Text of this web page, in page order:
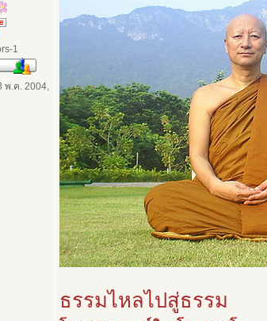
1
พ.ค. 2004,
ธรรมไหลไปสู่ธรรม